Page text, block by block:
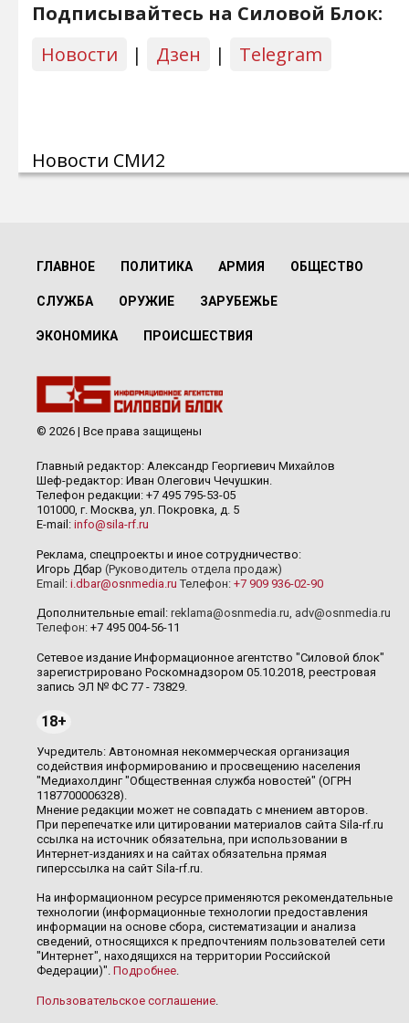
Подписывайтесь на Силовой Блок:
Новости
| Дзен | Telegram
Новости СМИ2
ГЛАВНОЕ ПОЛИТИКА АРМИЯ ОБЩЕСТВО
СЛУЖБА ОРУЖИЕ ЗАРУБЕЖЬЕ
ЭКОНОМИКА ПРОИСШЕСТВИЯ
© 2026 | Все права защищены
Главный редактор: Александр Георгиевич Михайлов
Шеф-редактор: Иван Олегович Чечушкин.
Телефон редакции: +7 495 795-53-05
101000, г. Москва, ул. Покровка, д. 5
E-mail: info@sila-rf.ru
Реклама, спецпроекты и иное сотрудничество:
Игорь Дбар (Руководитель отдела продаж)
Email: i.dbar@osnmedia.ru Телефон: +7 909 936-02-90
Дополнительные email: reklama@osnmedia.ru, adv@osnmedia.ru
Телефон: +7 495 004-56-11
Сетевое издание Информационное агентство "Силовой блок"
зарегистрировано Роскомнадзором 05.10.2018, реестровая
запись ЭЛ № ФС 77 - 73829.
18+
Учредитель: Автономная некоммерческая организация
содействия информированию и просвещению населения
"Медиахолдинг "Общественная служба новостей" (ОГРН
1187700006328).
Мнение редакции может не совпадать с мнением авторов.
При перепечатке или цитировании материалов сайта Sila-rf.ru
ссылка на источник обязательна, при использовании в
Интернет-изданиях и на сайтах обязательна прямая
гиперссылка на сайт Sila-rf.ru.
На информационном ресурсе применяются рекомендательные
технологии (информационные технологии предоставления
информации на основе сбора, систематизации и анализа
сведений, относящихся к предпочтениям пользователей сети
"Интернет", находящихся на территории Российской
Федерации)". Подробнее.
Пользовательское соглашение.